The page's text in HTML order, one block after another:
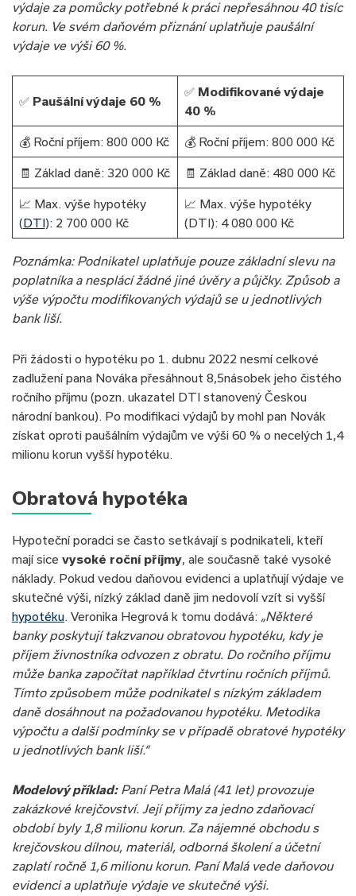
výdaje za pomůcky potřebné k práci nepřesáhnou 40 tisíc
korun. Ve svém daňovém přiznání uplatňuje paušální
výdaje ve výši 60 %.
✅ Paušální výdaje 60 %
✅ Modifikované výdaje
40 %
💰 Roční příjem: 800 000 Kč 💰 Roční příjem: 800 000 Kč
🧾 Základ daně: 320 000 Kč 🧾 Základ daně: 480 000 Kč
📈 Max. výše hypotéky
(DTI): 2 700 000 Kč
📈 Max. výše hypotéky
(DTI): 4 080 000 Kč
Poznámka: Podnikatel uplatňuje pouze základní slevu na
poplatníka a nesplácí žádné jiné úvěry a půjčky. Způsob a
výše výpočtu modifikovaných výdajů se u jednotlivých
bank liší.
Při žádosti o hypotéku po 1. dubnu 2022 nesmí celkové
zadlužení pana Nováka přesáhnout 8,5násobek jeho čistého
ročního příjmu (pozn. ukazatel DTI stanovený Českou
národní bankou). Po modifikaci výdajů by mohl pan Novák
získat oproti paušálním výdajům ve výši 60 % o necelých 1,4
milionu korun vyšší hypotéku.
Obratová hypotéka
Hypoteční poradci se často setkávají s podnikateli, kteří
mají sice vysoké roční příjmy, ale současně také vysoké
náklady. Pokud vedou daňovou evidenci a uplatňují výdaje ve
skutečné výši, nízký základ daně jim nedovolí vzít si vyšší
hypotéku. Veronika Hegrová k tomu dodává: „Některé
banky poskytují takzvanou obratovou hypotéku, kdy je
příjem živnostníka odvozen z obratu. Do ročního příjmu
může banka započítat například čtvrtinu ročních příjmů.
Tímto způsobem může podnikatel s nízkým základem
daně dosáhnout na požadovanou hypotéku. Metodika
výpočtu a další podmínky se v případě obratové hypotéky
u jednotlivých bank liší.“
Modelový příklad:Paní Petra Malá (41 let) provozuje
zakázkové krejčovství. Její příjmy za jedno zdaňovací
období byly 1,8 milionu korun. Za nájemné obchodu s
krejčovskou dílnou, materiál, odborná školení a účetní
zaplatí ročně 1,6 milionu korun. Paní Malá vede daňovou
evidenci a uplatňuje výdaje ve skutečné výši.